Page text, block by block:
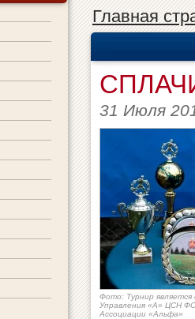
Главная
31 Июля
Фото: Турнир
Управления «А» ЦСН
Ассоциации «Альфа»